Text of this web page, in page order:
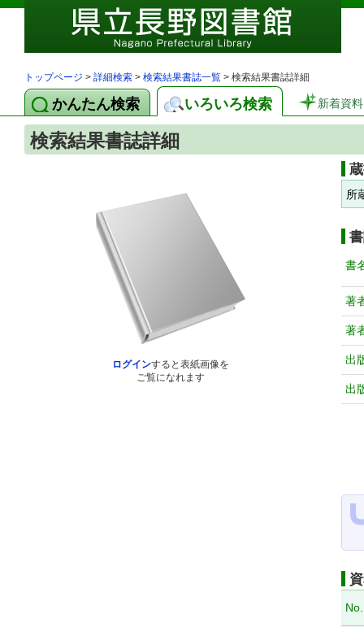
トップページ > 詳細検索 > 検索結果書誌一覧 > 検索結果書誌詳細
かんたん検索 いろいろ検索 新着資料
検索結果書誌詳細
ログインすると表紙画像を
ご覧になれます
所
書
著
著
出
出
No.